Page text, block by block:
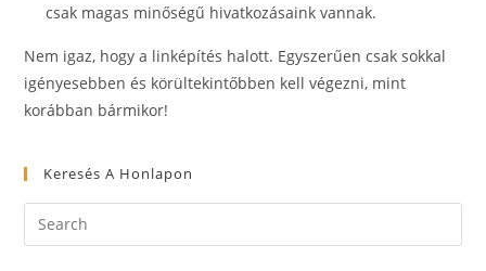
csak magas minőségű hivatkozásaink vannak.
Nem igaz, hogy a linképítés halott. Egyszerűen csak sokkal
igényesebben és körültekintőbben kell végezni, mint
korábban bármikor!
Keresés A Honlapon